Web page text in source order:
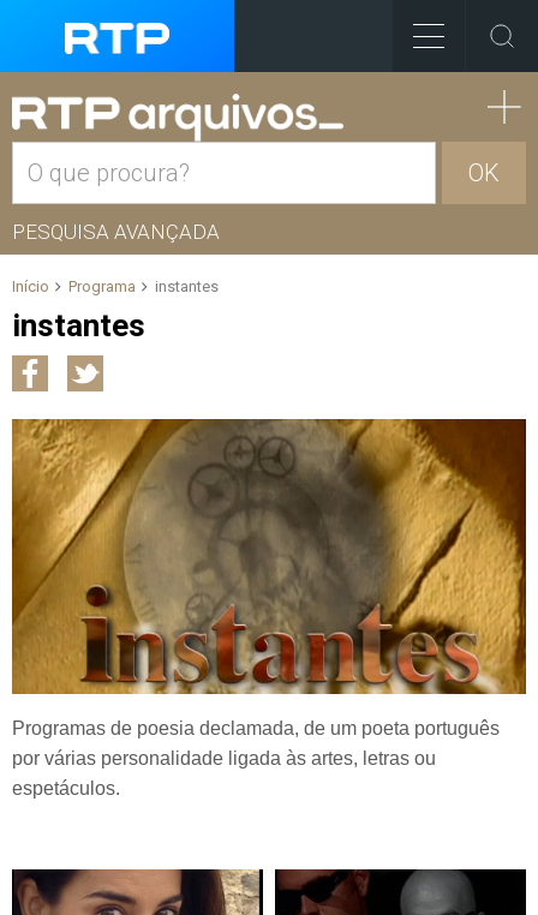
OK
PESQUISA AVANÇADA
Início Programa instantes
instantes
Programas de poesia declamada, de um poeta português
por várias personalidade ligada às artes, letras ou
espetáculos.